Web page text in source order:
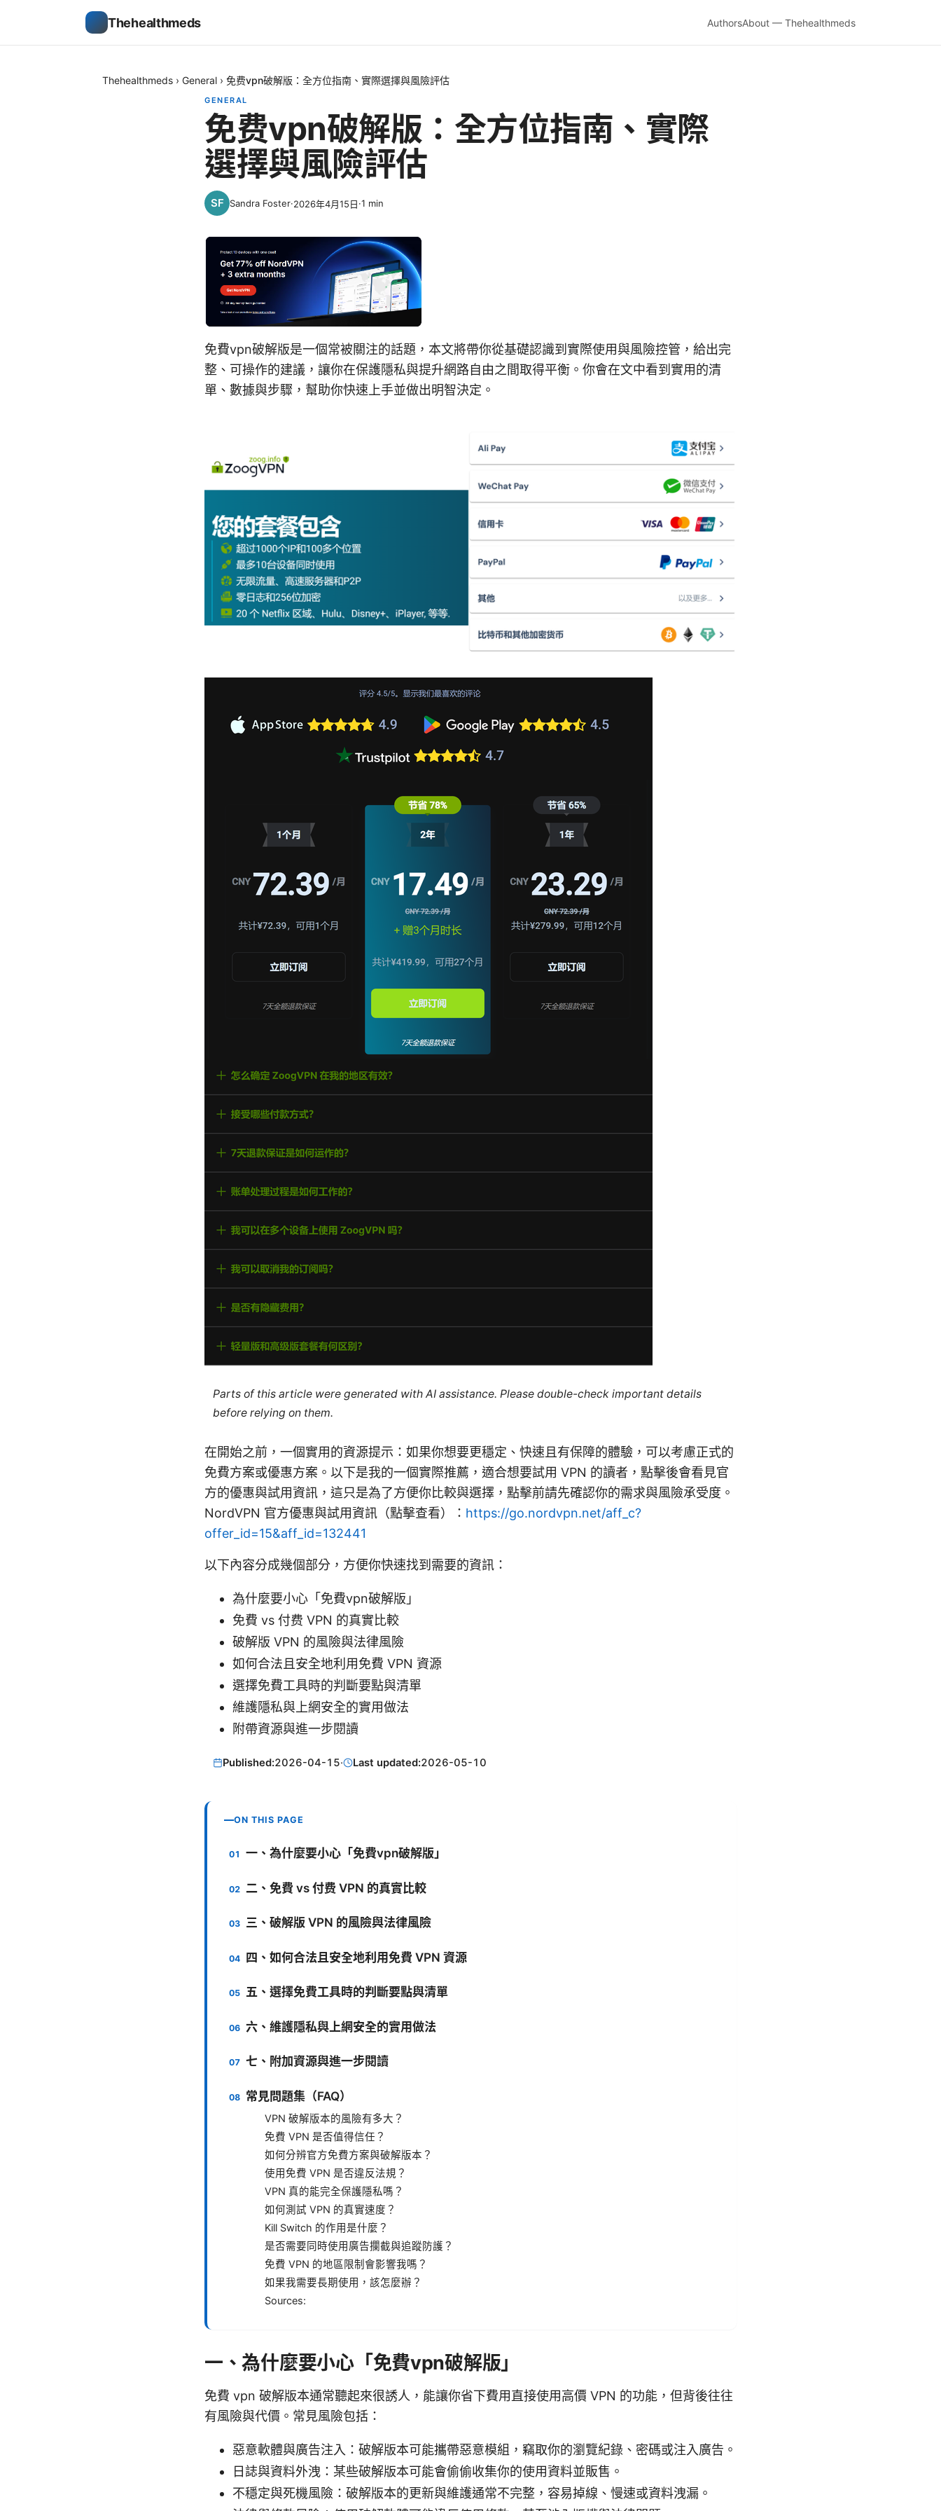
Thehealthmeds AuthorsAbout — Thehealthmeds
Thehealthmeds › General › 免费vpn破解版：全方位指南、實際選擇與風險評估
GENERAL
免费vpn破解版：全方位指南、實際
選擇與風險評估
Sandra Foster·2026年4月15日·1 min
免費vpn破解版是一個常被關注的話題，本文將帶你從基礎認識到實際使用與風險控管，給出完
整、可操作的建議，讓你在保護隱私與提升網路自由之間取得平衡。你會在文中看到實用的清
單、數據與步驟，幫助你快速上手並做出明智決定。
Parts of this article were generated with AI assistance. Please double-check important details
before relying on them.
在開始之前，一個實用的資源提示：如果你想要更穩定、快速且有保障的體驗，可以考慮正式的
免費方案或優惠方案。以下是我的一個實際推薦，適合想要試用 VPN 的讀者，點擊後會看見官
方的優惠與試用資訊，這只是為了方便你比較與選擇，點擊前請先確認你的需求與風險承受度。
NordVPN 官方優惠與試用資訊（點擊查看）： https://go.nordvpn.net/aff_c?
offer_id=15&aff_id=132441
以下內容分成幾個部分，方便你快速找到需要的資訊：
為什麼要小心「免費vpn破解版」
免費 vs 付费 VPN 的真實比較
破解版 VPN 的風險與法律風險
如何合法且安全地利用免費 VPN 資源
選擇免費工具時的判斷要點與清單
維護隱私與上網安全的實用做法
附帶資源與進一步閱讀
Published:2026-04-15· Last updated:2026-05-10
ON THIS PAGE
一、為什麼要小心「免費vpn破解版」
二、免費 vs 付费 VPN 的真實比較
三、破解版 VPN 的風險與法律風險
四、如何合法且安全地利用免費 VPN 資源
五、選擇免費工具時的判斷要點與清單
六、維護隱私與上網安全的實用做法
七、附加資源與進一步閱讀
常見問題集（FAQ）
VPN 破解版本的風險有多大？
免費 VPN 是否值得信任？
如何分辨官方免費方案與破解版本？
使用免費 VPN 是否違反法規？
VPN 真的能完全保護隱私嗎？
如何測試 VPN 的真實速度？
Kill Switch 的作用是什麼？
是否需要同時使用廣告攔截與追蹤防護？
免費 VPN 的地區限制會影響我嗎？
如果我需要長期使用，該怎麼辦？
Sources:
一、為什麼要小心「免費vpn破解版」
免費 vpn 破解版本通常聽起來很誘人，能讓你省下費用直接使用高價 VPN 的功能，但背後往往
有風險與代價。常見風險包括：
惡意軟體與廣告注入：破解版本可能攜帶惡意模組，竊取你的瀏覽紀錄、密碼或注入廣告。
日誌與資料外洩：某些破解版本可能會偷偷收集你的使用資料並販售。
不穩定與死機風險：破解版本的更新與維護通常不完整，容易掉線、慢速或資料洩漏。